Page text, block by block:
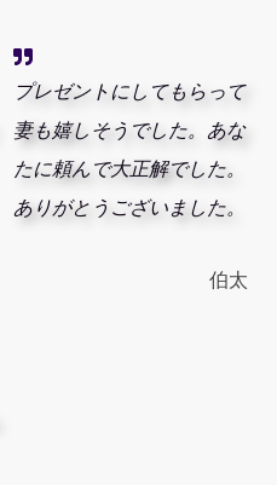
プレゼントにしてもらって
妻も嬉しそうでした。あな
たに頼んで大正解でした。
ありがとうございました。
伯太